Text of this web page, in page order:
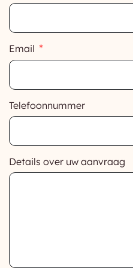
Email
Telefoonnummer
Details over uw aanvraag